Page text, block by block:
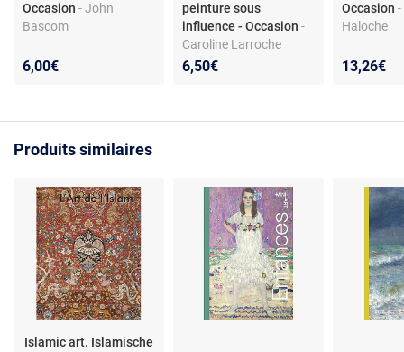
Occasion - John
Bascom
6,00€
peinture sous
influence - Occasion-
Caroline Larroche
6,50€
Occasion
Haloche
13,26€
Produits similaires
Islamic art. Islamische